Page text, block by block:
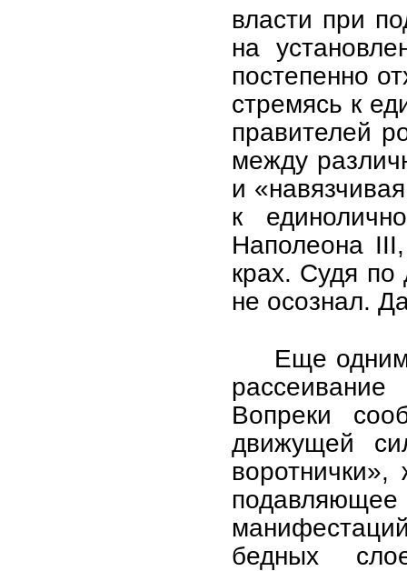
власти при
на
постепенно
стремясь к
правителей
между
и
к
Наполеона
крах. Судя по
не осознал.
Еще одним
Вопреки
движущей
бедных